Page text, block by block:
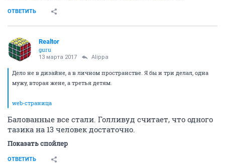
ОТВЕТИТЬ
Realtor
guru
13 марта 2017 Alippa
Дело не в дизайне, а в личном пространстве. Я бы и три делал, одна
мужу, вторая жене, а третья детям.
web-страница
Балованные все стали. Голливуд считает, что одного
тазика на 13 человек достаточно.
Показать спойлер
ОТВЕТИТЬ